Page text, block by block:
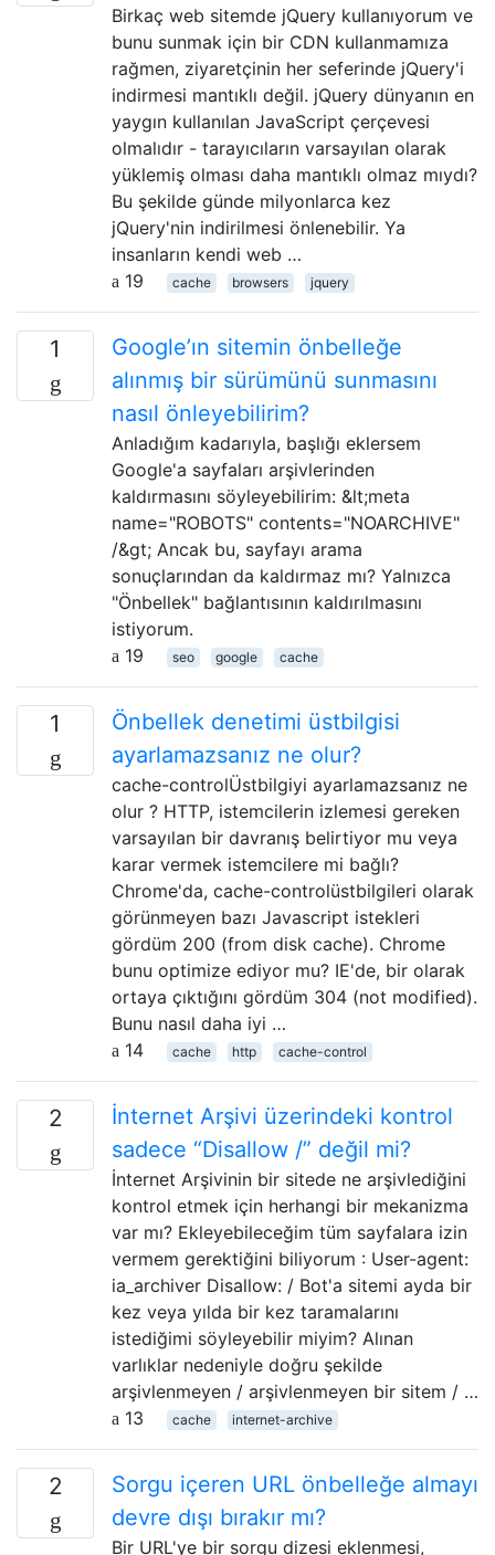
Birkaç web sitemde jQuery kullanıyorum ve
bunu sunmak için bir CDN kullanmamıza
rağmen, ziyaretçinin her seferinde jQuery'i
indirmesi mantıklı değil. jQuery dünyanın en
yaygın kullanılan JavaScript çerçevesi
olmalıdır - tarayıcıların varsayılan olarak
yüklemiş olması daha mantıklı olmaz mıydı?
Bu şekilde günde milyonlarca kez
jQuery'nin indirilmesi önlenebilir. Ya
insanların kendi web …
19
cache browsers jquery
1
Google’ın sitemin önbelleğe
alınmış bir sürümünü sunmasını
nasıl önleyebilirim?
Anladığım kadarıyla, başlığı eklersem
Google'a sayfaları arşivlerinden
kaldırmasını söyleyebilirim: &lt;meta
name="ROBOTS" contents="NOARCHIVE"
/&gt; Ancak bu, sayfayı arama
sonuçlarından da kaldırmaz mı? Yalnızca
"Önbellek" bağlantısının kaldırılmasını
istiyorum.
19
seo google cache
1
Önbellek denetimi üstbilgisi
ayarlamazsanız ne olur?
cache-controlÜstbilgiyi ayarlamazsanız ne
olur ? HTTP, istemcilerin izlemesi gereken
varsayılan bir davranış belirtiyor mu veya
karar vermek istemcilere mi bağlı?
Chrome'da, cache-controlüstbilgileri olarak
görünmeyen bazı Javascript istekleri
gördüm 200 (from disk cache). Chrome
bunu optimize ediyor mu? IE'de, bir olarak
ortaya çıktığını gördüm 304 (not modified).
Bunu nasıl daha iyi …
14
cache http cache-control
2
İnternet Arşivi üzerindeki kontrol
sadece “Disallow /” değil mi?
İnternet Arşivinin bir sitede ne arşivlediğini
kontrol etmek için herhangi bir mekanizma
var mı? Ekleyebileceğim tüm sayfalara izin
vermem gerektiğini biliyorum : User-agent:
ia_archiver Disallow: / Bot'a sitemi ayda bir
kez veya yılda bir kez taramalarını
istediğimi söyleyebilir miyim? Alınan
varlıklar nedeniyle doğru şekilde
arşivlenmeyen / arşivlenmeyen bir sitem / …
13
cache internet-archive
2
Sorgu içeren URL önbelleğe almayı
devre dışı bırakır mı?
Bir URL'ye bir sorgu dizesi eklenmesi,